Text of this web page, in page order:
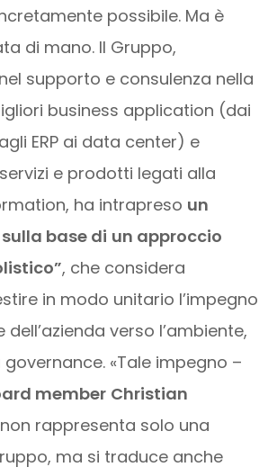
possibile. Ma è
di mano. Il Gruppo,
supporto e consulenza nella
business application (dai
ERP ai data center) e
e prodotti legati alla
ha intrapreso un
sulla base di un approccio
, che considera
in modo unitario l’impegno
verso l’ambiente,
«Tale impegno –
member Christian
rappresenta solo una
ma si traduce anche